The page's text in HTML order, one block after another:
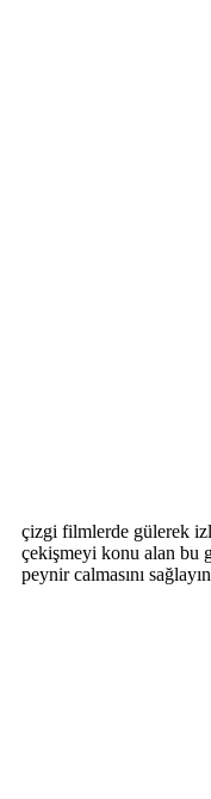
çizgi filmlerde gülerek
çekişmeyi konu alan bu
peynir calmasını